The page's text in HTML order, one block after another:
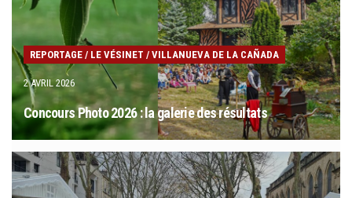
REPORTAGE / LE VÉSINET / VILLANUEVA DE LA CAÑADA
2 AVRIL 2026
Concours Photo 2026 : la galerie des résultats